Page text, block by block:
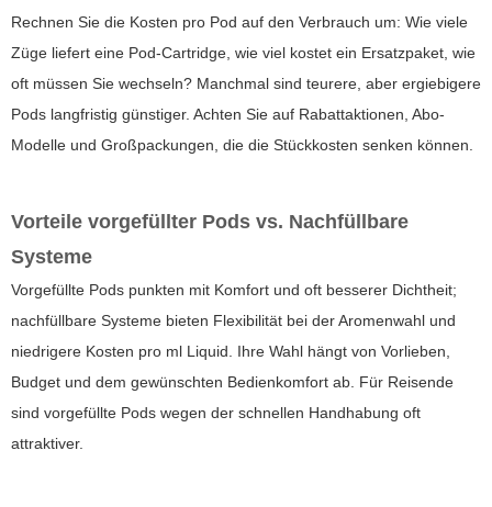
Rechnen Sie die Kosten pro Pod auf den Verbrauch um: Wie viele
Züge liefert eine Pod-Cartridge, wie viel kostet ein Ersatzpaket, wie
oft müssen Sie wechseln? Manchmal sind teurere, aber ergiebigere
Pods langfristig günstiger. Achten Sie auf Rabattaktionen, Abo-
Modelle und Großpackungen, die die Stückkosten senken können.
Vorteile vorgefüllter Pods vs. Nachfüllbare
Systeme
Vorgefüllte Pods punkten mit Komfort und oft besserer Dichtheit;
nachfüllbare Systeme bieten Flexibilität bei der Aromenwahl und
niedrigere Kosten pro ml Liquid. Ihre Wahl hängt von Vorlieben,
Budget und dem gewünschten Bedienkomfort ab. Für Reisende
sind vorgefüllte Pods wegen der schnellen Handhabung oft
attraktiver.